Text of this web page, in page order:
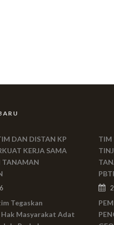
DAN DISTAN KP
KERJA SAMA
TANAMAN
Tegaskan
Masyarakat Adat
TIM